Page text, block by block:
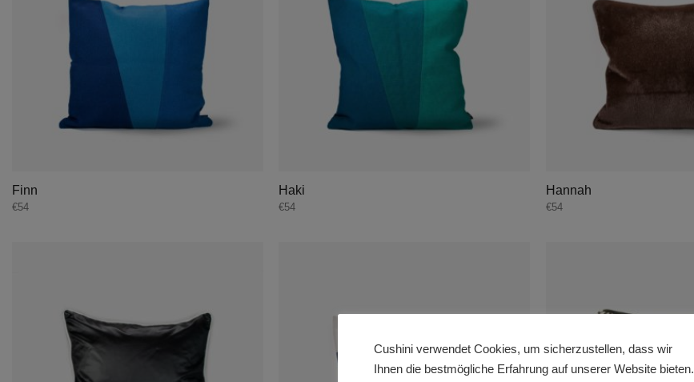
Finn
€54
Haki
€54
Hannah
€54
Cushini verwendet Cookies, um sicherzustellen, dass wir
Ihnen die bestmögliche Erfahrung auf unserer Website bieten.